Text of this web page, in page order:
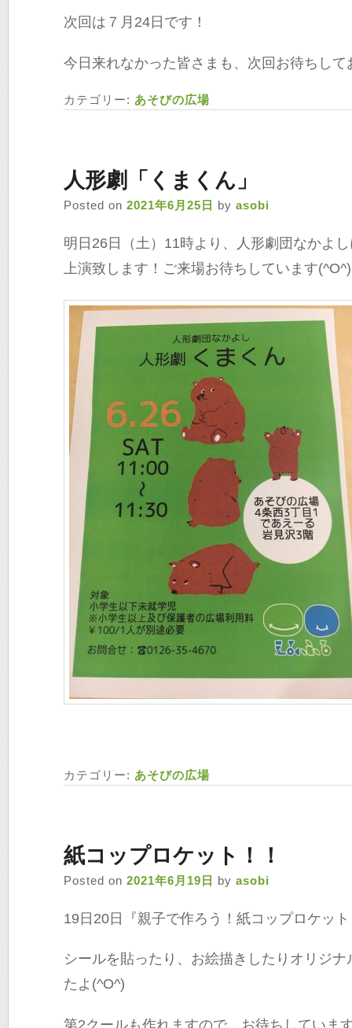
次回は７月24日です！
今日来れなかった皆さまも、次回お待ちして
カテゴリー: あそびの広場
人形劇「くまくん」
Posted on 2021年6月25日 by asobi
明日26日（土）11時より、人形劇団なかよ
上演致します！ご来場お待ちしています(^O^)
カテゴリー: あそびの広場
紙コップロケット！！
Posted on 2021年6月19日 by asobi
19日20日『親子で作ろう！紙コップロケッ
シールを貼ったり、お絵描きしたりオリジ
たよ(^O^)
第2クールも作れますので、お待ちしていま